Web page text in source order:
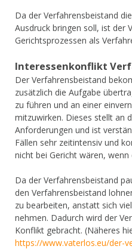
Da der Verfahrensbeistand
Ausdruck bringen soll, ist der
Gerichtsprozessen als
Interessenkonflikt
Der Verfahrensbeistand
zusätzlich die Aufgabe
zu führen und an einer
mitzuwirken. Dieses stellt an
Anforderungen und ist
Fällen sehr zeitintensiv und
nicht bei Gericht wären, wenn
Da der Verfahrensbeistand
den Verfahrensbeistand
zu bearbeiten, anstatt sich
nehmen. Dadurch wird der
Konflikt gebracht. (Näheres
https://www.vaterlos.eu/der-